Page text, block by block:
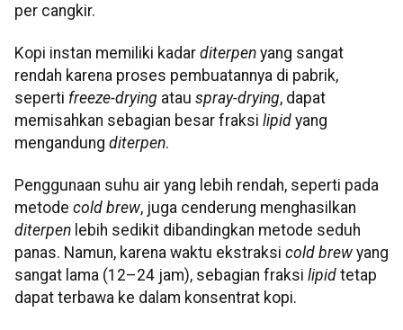
per cangkir.
Kopi instan memiliki kadar diterpen yang sangat
rendah karena proses pembuatannya di pabrik,
seperti freeze-drying atau spray-drying, dapat
memisahkan sebagian besar fraksi lipid yang
mengandung diterpen.
Penggunaan suhu air yang lebih rendah, seperti pada
metode cold brew, juga cenderung menghasilkan
diterpen lebih sedikit dibandingkan metode seduh
panas. Namun, karena waktu ekstraksi cold brew yang
sangat lama (12–24 jam), sebagian fraksi lipid tetap
dapat terbawa ke dalam konsentrat kopi.